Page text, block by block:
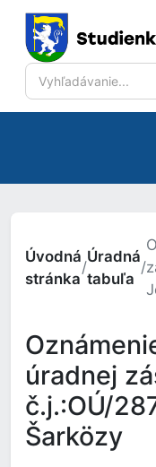
Úvodná
stránka
/
Úradná
tabuľa
/
úradnej
č.j.:OÚ/
Šarközy